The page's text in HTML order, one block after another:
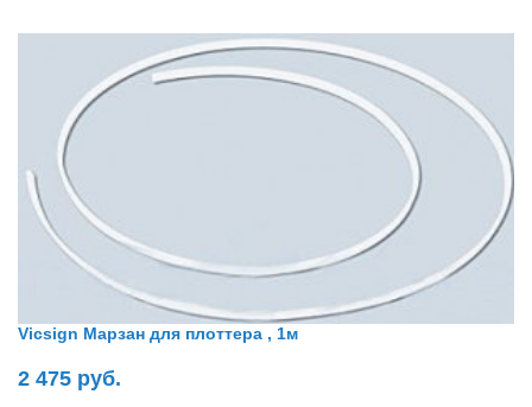
Vicsign Марзан для плоттера , 1м
2 475 руб.